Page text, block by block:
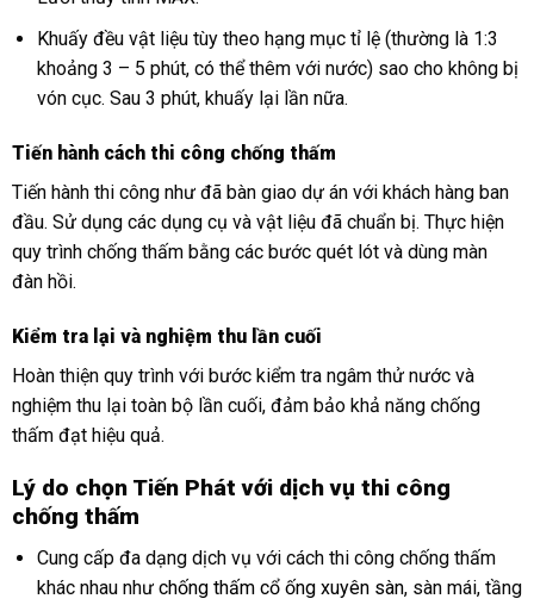
Khuấy đều vật liệu tùy theo hạng mục tỉ lệ (thường là 1:3
khoảng 3 – 5 phút, có thể thêm với nước) sao cho không bị
vón cục. Sau 3 phút, khuấy lại lần nữa.
Tiến hành cách thi công chống thấm
Tiến hành thi công như đã bàn giao dự án với khách hàng ban
đầu. Sử dụng các dụng cụ và vật liệu đã chuẩn bị. Thực hiện
quy trình chống thấm bằng các bước quét lót và dùng màn
đàn hồi.
Kiểm tra lại và nghiệm thu lần cuối
Hoàn thiện quy trình với bước kiểm tra ngâm thử nước và
nghiệm thu lại toàn bộ lần cuối, đảm bảo khả năng chống
thấm đạt hiệu quả.
Lý do chọn Tiến Phát với dịch vụ thi công
chống thấm
Cung cấp đa dạng dịch vụ với cách thi công chống thấm
khác nhau như chống thấm cổ ống xuyên sàn, sàn mái, tầng